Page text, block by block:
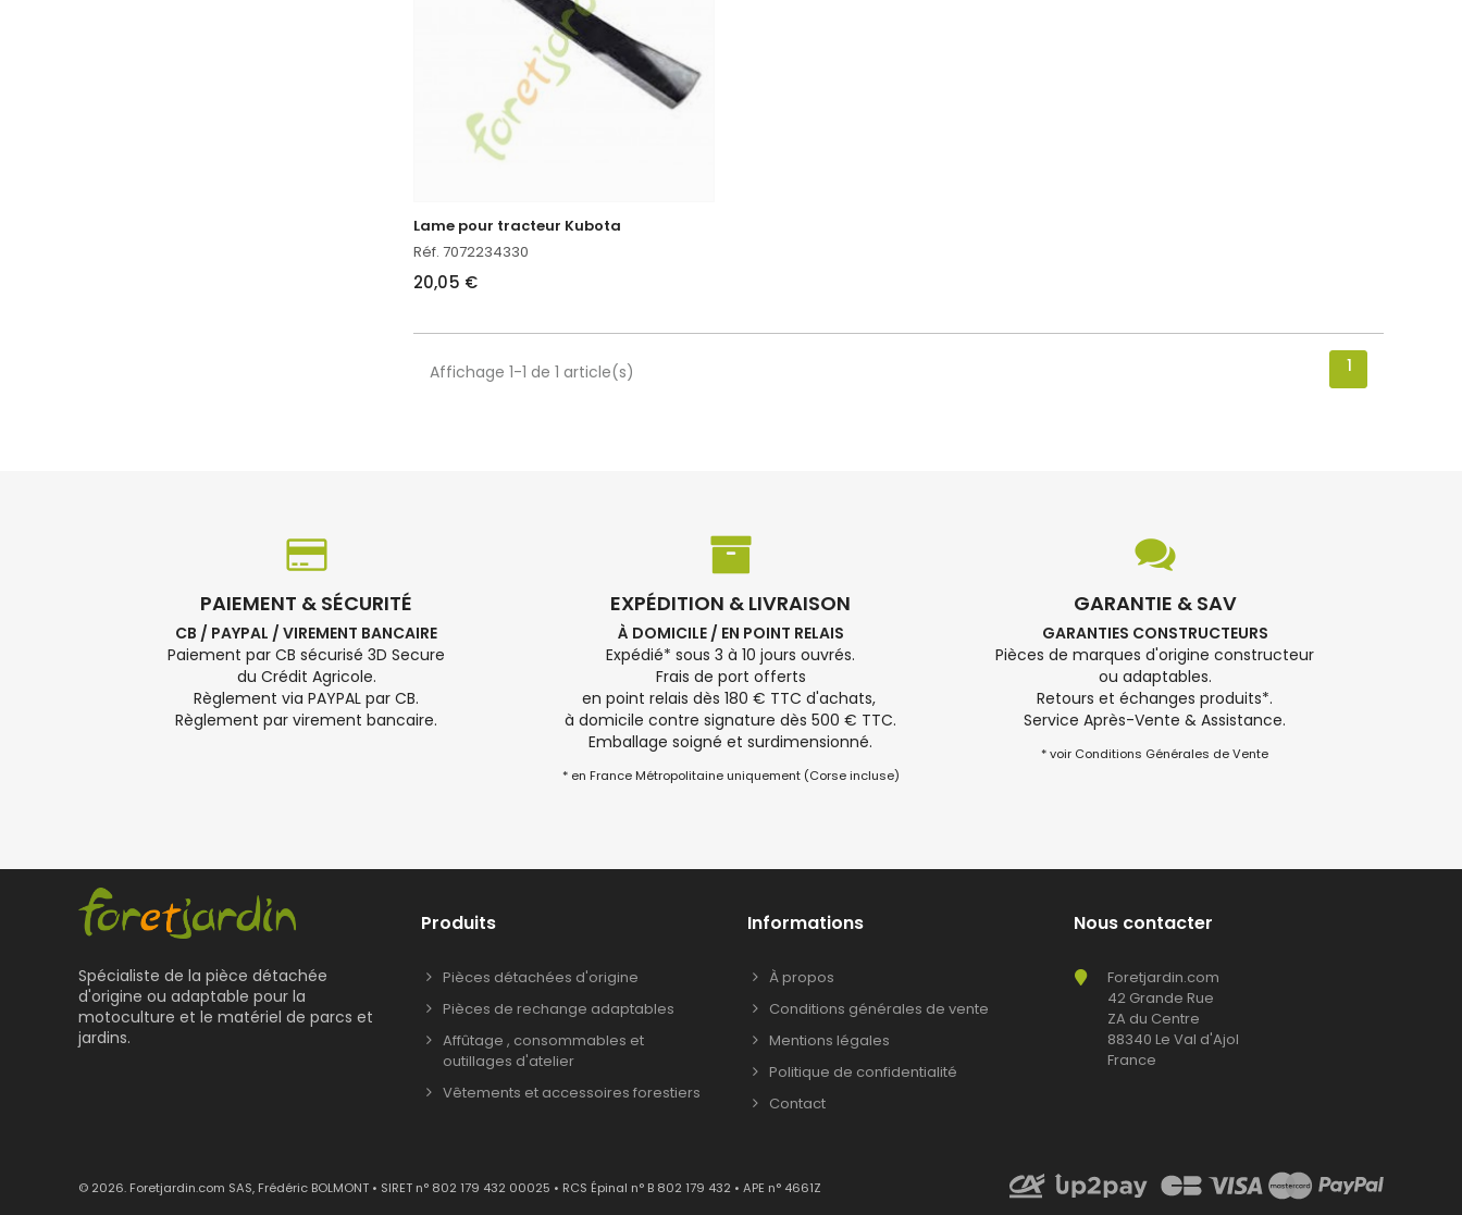
Lame pour tracteur Kubota
Réf. 7072234330
20,05 €
Affichage 1-1 de 1 article(s) 1
PAIEMENT & SÉCURITÉ
CB / PAYPAL / VIREMENT BANCAIRE
Paiement par CB sécurisé 3D Secure
du Crédit Agricole.
Règlement via PAYPAL par CB.
Règlement par virement bancaire.
EXPÉDITION & LIVRAISON
À DOMICILE / EN POINT RELAIS
Expédié* sous 3 à 10 jours ouvrés.
Frais de port offerts
en point relais dès 180 € TTC d'achats,
à domicile contre signature dès 500 € TTC.
Emballage soigné et surdimensionné.
* en France Métropolitaine uniquement (Corse incluse)
GARANTIE & SAV
GARANTIES CONSTRUCTEURS
Pièces de marques d'origine constructeur
ou adaptables.
Retours et échanges produits*.
Service Après-Vente & Assistance.
* voir Conditions Générales de Vente
Spécialiste de la pièce détachée
d'origine ou adaptable pour la
motoculture et le matériel de parcs et
jardins.
Produits
Pièces détachées d'origine
Pièces de rechange adaptables
Affûtage , consommables et
outillages d'atelier
Vêtements et accessoires forestiers
Informations
À propos
Conditions générales de vente
Mentions légales
Politique de confidentialité
Contact
Nous contacter
Foretjardin.com
42 Grande Rue
ZA du Centre
88340 Le Val d'Ajol
France
© 2026. Foretjardin.com SAS, Frédéric BOLMONT • SIRET n° 802 179 432 00025 • RCS Épinal n° B 802 179 432 • APE n° 4661Z